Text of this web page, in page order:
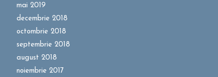
mai 2019
decembrie 2018
octombrie 2018
septembrie 2018
august 2018
noiembrie 2017